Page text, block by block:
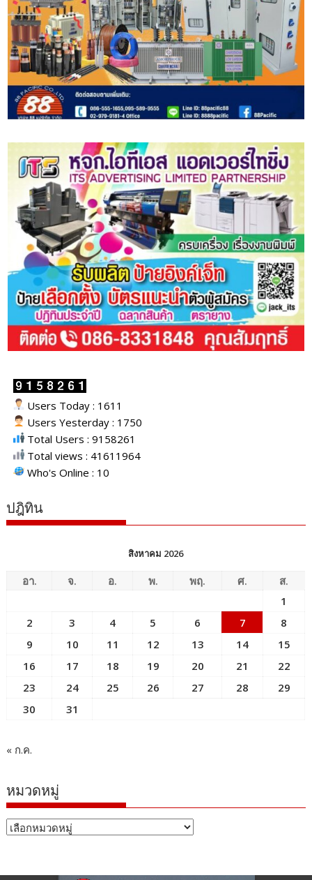
Users Today : 1611
Users Yesterday : 1750
Total Users : 9158261
Total views : 41611964
Who's Online : 10
ปฎิทิน
สิงหาคม 2026
อา. จ. อ. พ. พฤ. ศ.
ส.
1
2
3 4 5 6 7
8
9
10 11 12 13 14
15
16
17 18 19 20 21
22
23
24 25 26 27 28
29
30
31
« ก.ค.
หมวดหมู่
หมวด